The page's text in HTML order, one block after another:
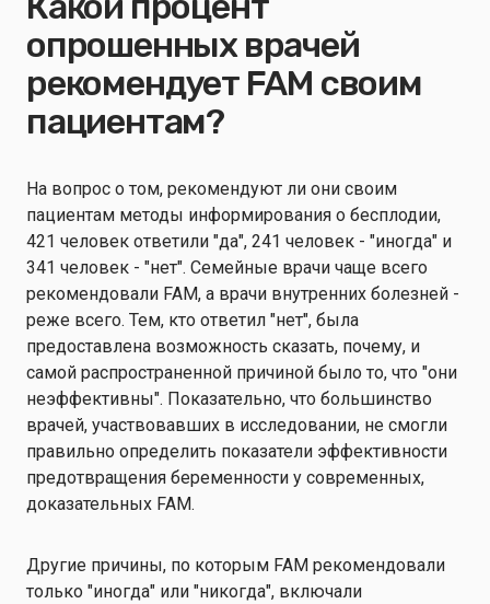
опрошенных врачей
рекомендует FAM своим
пациентам?
На вопрос о том, рекомендуют ли они своим
пациентам методы информирования о бесплодии,
421 человек ответили "да", 241 человек - "иногда" и
341 человек - "нет". Семейные врачи чаще всего
рекомендовали FAM, а врачи внутренних болезней -
реже всего. Тем, кто ответил "нет", была
предоставлена возможность сказать, почему, и
самой распространенной причиной было то, что "они
неэффективны". Показательно, что большинство
врачей, участвовавших в исследовании, не смогли
правильно определить показатели эффективности
предотвращения беременности у современных,
доказательных FAM.
Другие причины, по которым FAM рекомендовали
только "иногда" или "никогда", включали